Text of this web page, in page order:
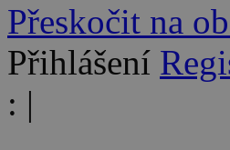
Přeskočit na
Přihlášení
: |